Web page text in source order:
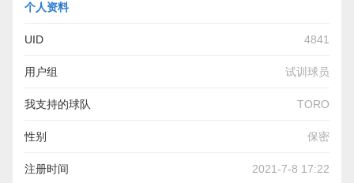
个人资料
UID 4841
用户组 试训球员
我支持的球队 TORO
性别 保密
注册时间 2021-7-8 17:22